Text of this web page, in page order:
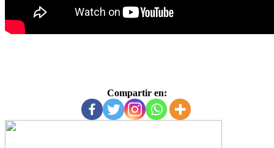
Compartir en: